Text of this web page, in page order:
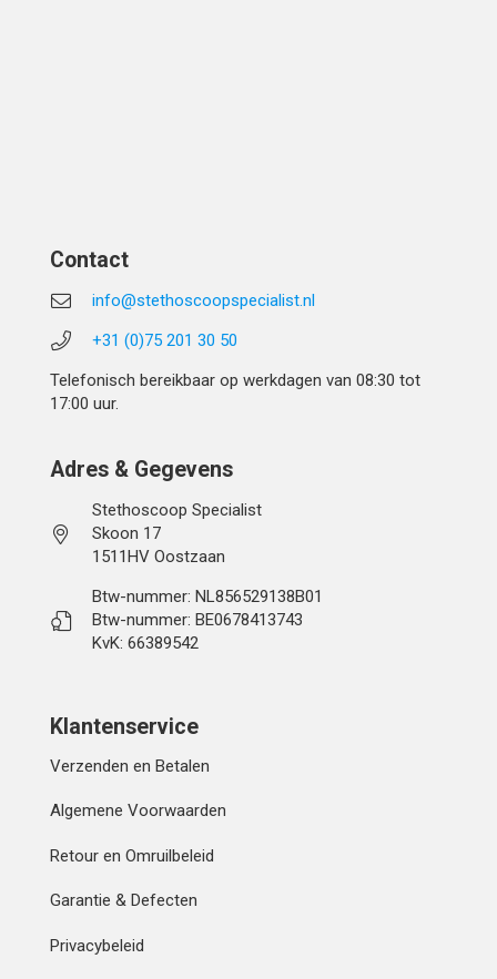
Contact
info@stethoscoopspecialist.nl
+31 (0)75 201 30 50
Telefonisch bereikbaar op werkdagen van 08:30 tot
17:00 uur.
Adres & Gegevens
Stethoscoop Specialist
Skoon 17
1511HV Oostzaan
Btw-nummer: NL856529138B01
Btw-nummer: BE0678413743
KvK: 66389542
Klantenservice
Verzenden en Betalen
Algemene Voorwaarden
Retour en Omruilbeleid
Garantie & Defecten
Privacybeleid